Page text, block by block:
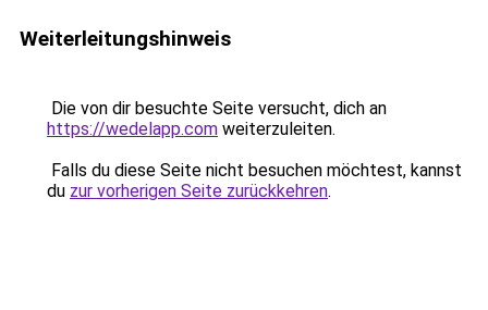
Weiterleitungshinweis
Die von dir besuchte Seite versucht, dich an
https://wedelapp.com weiterzuleiten.
Falls du diese Seite nicht besuchen möchtest, kannst
du zur vorherigen Seite zurückkehren.